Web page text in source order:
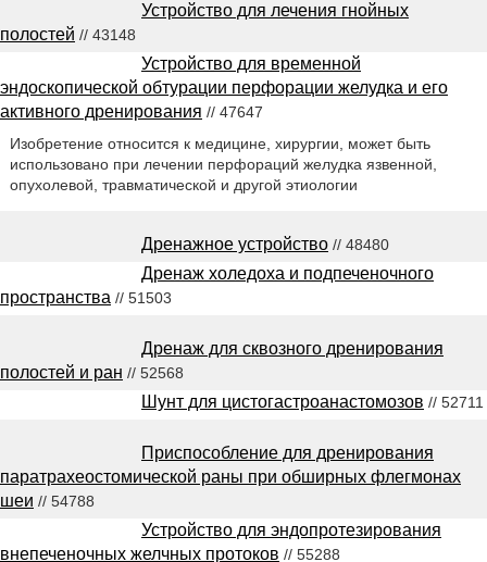
Устройство для лечения гнойных
полостей // 43148
Устройство для временной
эндоскопической обтурации перфорации желудка и его
активного дренирования // 47647
Изобретение относится к медицине, хирургии, может быть
использовано при лечении перфораций желудка язвенной,
опухолевой, травматической и другой этиологии
Дренажное устройство // 48480
Дренаж холедоха и подпеченочного
пространства // 51503
Дренаж для сквозного дренирования
полостей и ран // 52568
Шунт для цистогастроанастомозов // 52711
Приспособление для дренирования
паратрахеостомической раны при обширных флегмонах
шеи // 54788
Устройство для эндопротезирования
внепеченочных желчных протоков // 55288